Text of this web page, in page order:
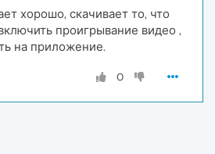
хорошо, скачивает то, что
проигрывание видео ,
на приложение.
0